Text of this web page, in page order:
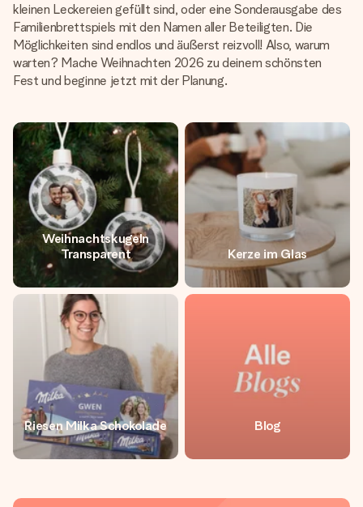
kleinen Leckereien gefüllt sind, oder eine Sonderausgabe des
Familienbrettspiels mit den Namen aller Beteiligten. Die
Möglichkeiten sind endlos und äußerst reizvoll! Also, warum
warten? Mache Weihnachten 2026 zu deinem schönsten
Fest und beginne jetzt mit der Planung.
Weihnachtskugeln
Transparent
Kerze im Glas
Riesen Milka Schokolade Blog